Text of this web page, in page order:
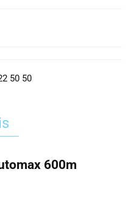
50 50
600m